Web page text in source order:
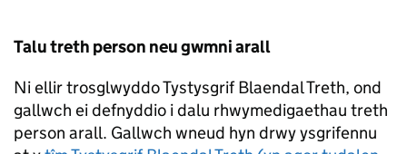
Talu treth person neu gwmni arall
Ni ellir trosglwyddo Tystysgrif Blaendal Treth, ond
gallwch ei defnyddio i dalu rhwymedigaethau treth
person arall. Gallwch wneud hyn drwy ysgrifennu